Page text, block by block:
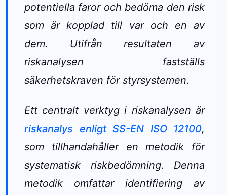
potentiella faror och bedöma den risk
som är kopplad till var och en av
dem. Utifrån resultaten av
riskanalysen fastställs
säkerhetskraven för styrsystemen.
Ett centralt verktyg i riskanalysen är
riskanalys enligt SS-EN ISO 12100,
som tillhandahåller en metodik för
systematisk riskbedömning. Denna
metodik omfattar identifiering av